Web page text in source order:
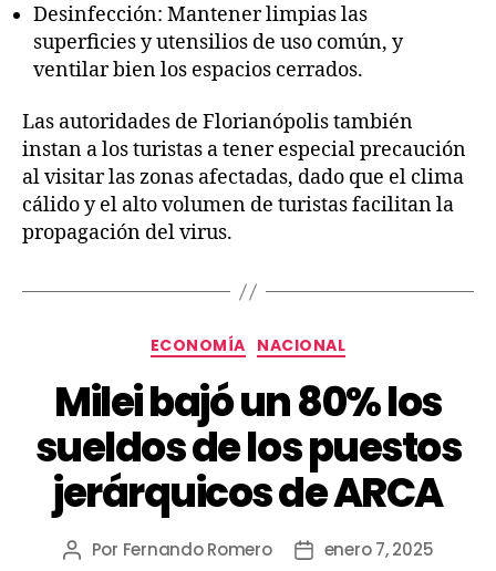
Desinfección: Mantener limpias las
superficies y utensilios de uso común, y
ventilar bien los espacios cerrados.
Las autoridades de Florianópolis también
instan a los turistas a tener especial precaución
al visitar las zonas afectadas, dado que el clima
cálido y el alto volumen de turistas facilitan la
propagación del virus.
ECONOMÍA NACIONAL
Milei bajó un 80% los
sueldos de los puestos
jerárquicos de ARCA
Por Fernando Romero
enero 7, 2025